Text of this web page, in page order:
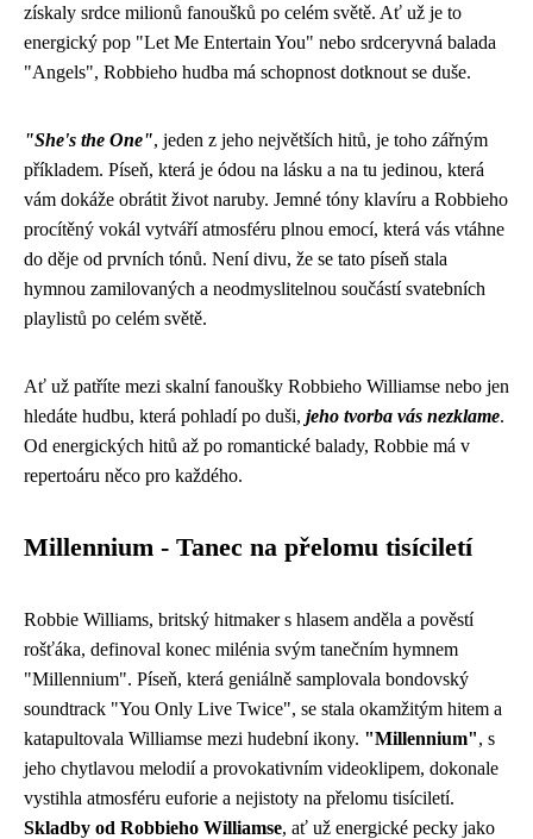
získaly srdce milionů fanoušků po celém světě. Ať už je to
energický pop "Let Me Entertain You" nebo srdceryvná balada
"Angels", Robbieho hudba má schopnost dotknout se duše.
"She's the One", jeden z jeho největších hitů, je toho zářným
příkladem. Píseň, která je ódou na lásku a na tu jedinou, která
vám dokáže obrátit život naruby. Jemné tóny klavíru a Robbieho
procítěný vokál vytváří atmosféru plnou emocí, která vás vtáhne
do děje od prvních tónů. Není divu, že se tato píseň stala
hymnou zamilovaných a neodmyslitelnou součástí svatebních
playlistů po celém světě.
Ať už patříte mezi skalní fanoušky Robbieho Williamse nebo jen
hledáte hudbu, která pohladí po duši, jeho tvorba vás nezklame.
Od energických hitů až po romantické balady, Robbie má v
repertoáru něco pro každého.
Millennium - Tanec na přelomu tisíciletí
Robbie Williams, britský hitmaker s hlasem anděla a pověstí
rošťáka, definoval konec milénia svým tanečním hymnem
"Millennium". Píseň, která geniálně samplovala bondovský
soundtrack "You Only Live Twice", se stala okamžitým hitem a
katapultovala Williamse mezi hudební ikony. "Millennium", s
jeho chytlavou melodií a provokativním videoklipem, dokonale
vystihla atmosféru euforie a nejistoty na přelomu tisíciletí.
Skladby od Robbieho Williamse, ať už energické pecky jako